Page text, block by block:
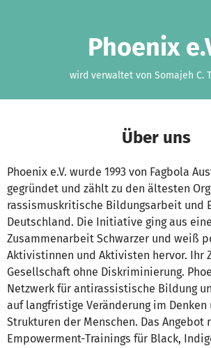
Phoenix
wird verwaltet von Somajeh C.
Über uns
Phoenix e.V. wurde 1993 von Fagbola
gegründet und zählt zu den ältesten
rassismuskritische Bildungsarbeit und
Deutschland. Die Initiative ging aus
Zusammenarbeit Schwarzer und weiß
Aktivistinnen und Aktivisten hervor. Ihr
Gesellschaft ohne Diskriminierung.
Netzwerk für antirassistische Bildung
auf langfristige Veränderung im Denken
Strukturen der Menschen. Das Angebot
Empowerment-Trainings für Black,